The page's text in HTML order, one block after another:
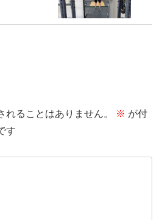
れることはありません。 ※ が付
す